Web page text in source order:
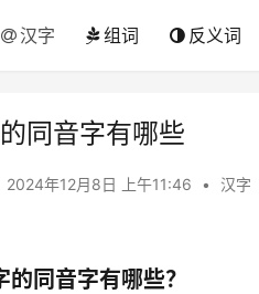
汉字 组词 反义词
同音字有哪些
2024年12月8日 上午11:46 • 汉字
的同音字有哪些？